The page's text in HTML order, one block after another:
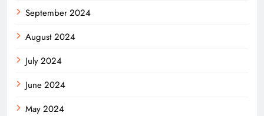
September 2024
August 2024
July 2024
June 2024
May 2024